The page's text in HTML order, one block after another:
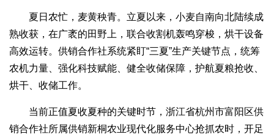
夏日农忙，麦黄秧青。立夏以来，小麦自南向北陆续成
熟收获，在广袤的田野上，联合收割机轰鸣穿梭，烘干设备
高效运转。供销合作社系统紧盯“三夏”生产关键节点，统筹
农机力量、强化科技赋能、健全收储保障，护航夏粮抢收、
烘干、收储工作。
当前正值夏收夏种的关键时节，浙江省杭州市富阳区供
销合作社所属供销新桐农业现代化服务中心抢抓农时，开足